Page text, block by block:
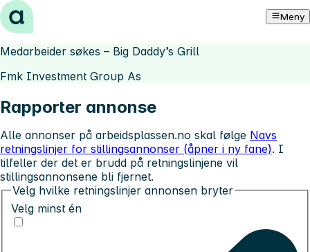
Hopp til innhold Meny
Medarbeider søkes – Big Daddy’s Grill
Fmk Investment Group As
Rapporter annonse
Alle annonser på arbeidsplassen.no skal følge Navs
retningslinjer for stillingsannonser (åpner i ny fane). I
tilfeller der det er brudd på retningslinjene vil
stillingsannonsene bli fjernet.
Velg hvilke retningslinjer annonsen bryter
Velg minst én